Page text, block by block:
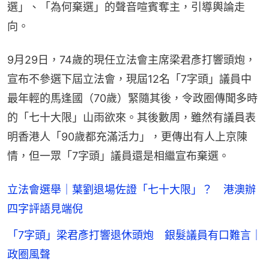
選」、「為何棄選」的聲音喧賓奪主，引導輿論走
向。
9月29日，74歲的現任立法會主席梁君彥打響頭炮，
宣布不參選下屆立法會，現屆12名「7字頭」議員中
最年輕的馬逢國（70歲）緊隨其後，令政圈傳聞多時
的「七十大限」山雨欲來。其後數周，雖然有議員表
明香港人「90歲都充滿活力」，更傳出有人上京陳
情，但一眾「7字頭」議員還是相繼宣布棄選。
立法會選舉｜葉劉退場佐證「七十大限」？ 港澳辦
四字評語見端倪
「7字頭」梁君彥打響退休頭炮 銀髮議員有口難言｜
政圈風聲